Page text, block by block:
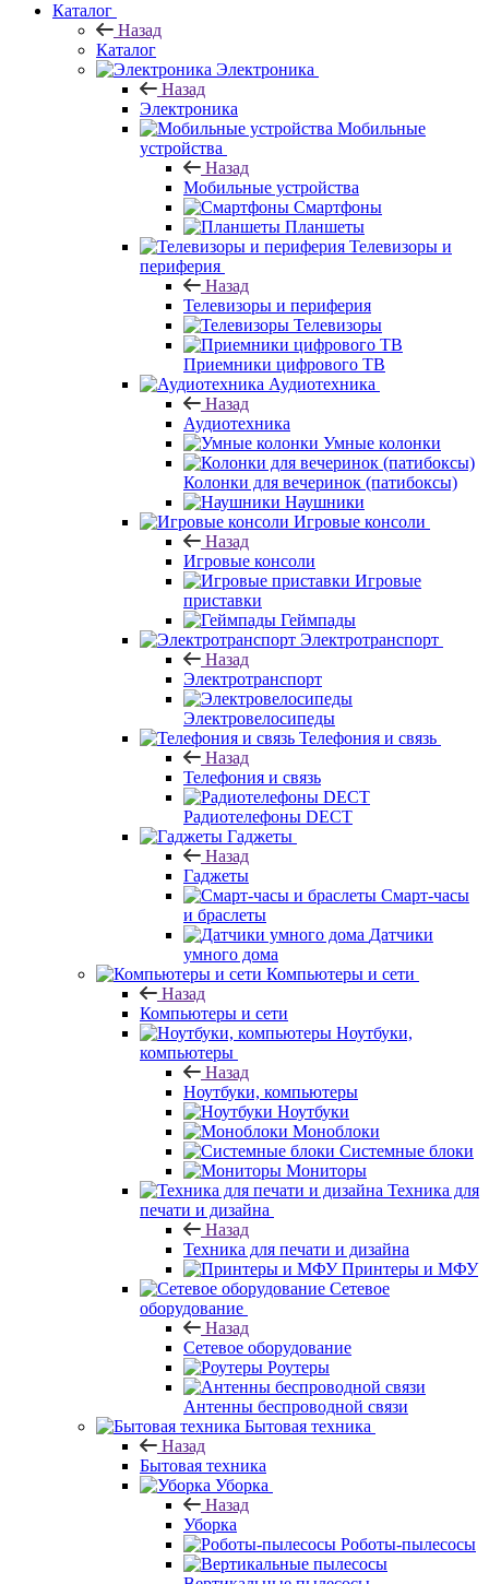
Каталог
Назад
Каталог
Электроника
Назад
Электроника
Мобильные
устройства
Назад
Мобильные устройства
Смартфоны
Планшеты
Телевизоры и
периферия
Назад
Телевизоры и периферия
Телевизоры
Приемники цифрового ТВ
Аудиотехника
Назад
Аудиотехника
Умные колонки
Колонки для вечеринок (патибоксы)
Наушники
Игровые консоли
Назад
Игровые консоли
Игровые
приставки
Геймпады
Электротранспорт
Назад
Электротранспорт
Электровелосипеды
Телефония и связь
Назад
Телефония и связь
Радиотелефоны DECT
Гаджеты
Назад
Гаджеты
Смарт-часы
и браслеты
Датчики
умного дома
Компьютеры и сети
Назад
Компьютеры и сети
Ноутбуки,
компьютеры
Назад
Ноутбуки, компьютеры
Ноутбуки
Моноблоки
Системные блоки
Мониторы
Техника для
печати и дизайна
Назад
Техника для печати и дизайна
Принтеры и МФУ
Сетевое
оборудование
Назад
Сетевое оборудование
Роутеры
Антенны беспроводной связи
Бытовая техника
Назад
Бытовая техника
Уборка
Назад
Уборка
Роботы-пылесосы